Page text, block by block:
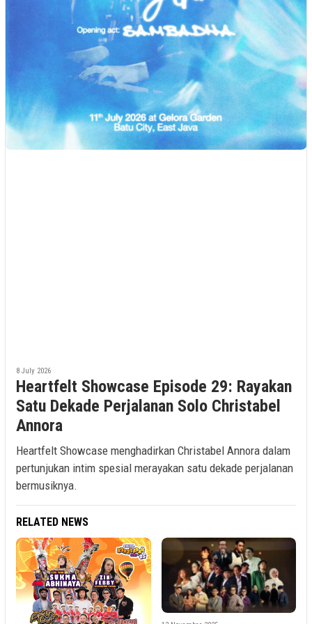
8 July 2026
Heartfelt Showcase Episode 29: Rayakan
Satu Dekade Perjalanan Solo Christabel
Annora
Heartfelt Showcase menghadirkan Christabel Annora dalam
pertunjukan intim spesial merayakan satu dekade perjalanan
bermusiknya.
RELATED NEWS